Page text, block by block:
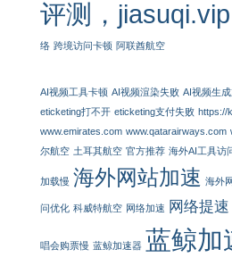
评测，jiasuqi.vip
络 跨境访问卡顿 阿联酋航空
AI视频工具卡顿 AI视频渲染失败 AI视频生
eticketing打不开 eticketing支付失败 https://
www.emirates.com www.qatarairways.com
尔航空 土耳其航空 官方推荐 海外AI工具访
加载慢 海外网站加速 海外
问优化 科威特航空 网络加速 网络提速
唱会购票慢 蓝鲸加速器 蓝鲸加